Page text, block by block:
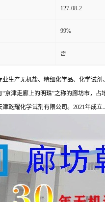
127-08-2
99%
否
生产无机盐、精细化学品、化学试
京津走廊上的明珠”之称的廊坊市，
乾耀化学试剂有限公司。2021年成立